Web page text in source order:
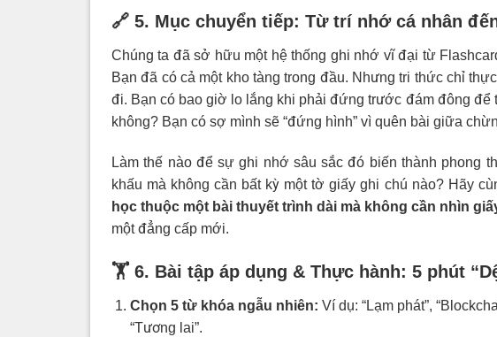
🔗 5. Mục chuyển tiếp: Từ trí nhớ cá nhân
Chúng ta đã sở hữu một hệ thống ghi nhớ vĩ đại từ
Bạn đã có cả một kho tàng trong đầu. Nhưng tri thức chỉ
đi. Bạn có bao giờ lo lắng khi phải đứng trước đám đông để
không? Bạn có sợ mình sẽ “đứng hình” vì quên bài giữa
Làm thế nào để sự ghi nhớ sâu sắc đó biến thành phong
khấu mà không cần bất kỳ một tờ giấy ghi chú nào? Hãy
học thuộc một bài thuyết trình dài mà không cần nhìn
một đẳng cấp mới.
🏋️ 6. Bài tập áp dụng & Thực hành: 5 phút
Chọn 5 từ khóa ngẫu nhiên: Ví dụ: “Lạm phát”,
“Tương lai”.